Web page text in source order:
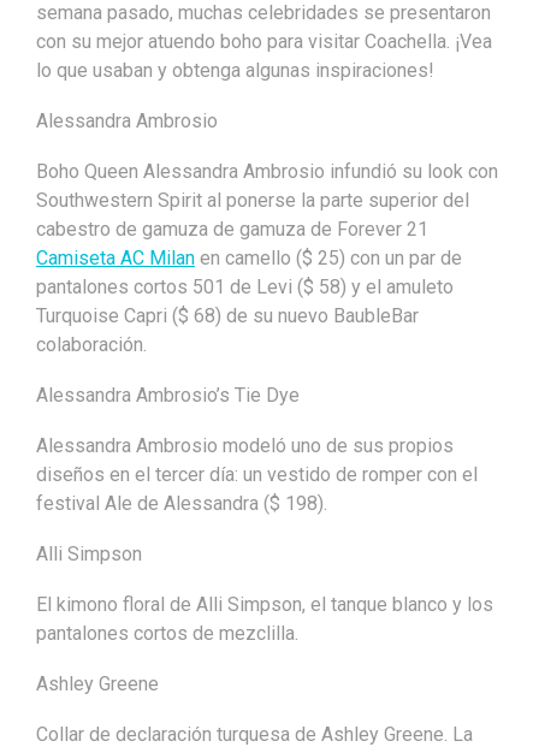
semana pasado, muchas celebridades se presentaron
con su mejor atuendo boho para visitar Coachella. ¡Vea
lo que usaban y obtenga algunas inspiraciones!
Alessandra Ambrosio
Boho Queen Alessandra Ambrosio infundió su look con
Southwestern Spirit al ponerse la parte superior del
cabestro de gamuza de gamuza de Forever 21
Camiseta AC Milan en camello ($ 25) con un par de
pantalones cortos 501 de Levi ($ 58) y el amuleto
Turquoise Capri ($ 68) de su nuevo BaubleBar
colaboración.
Alessandra Ambrosio’s Tie Dye
Alessandra Ambrosio modeló uno de sus propios
diseños en el tercer día: un vestido de romper con el
festival Ale de Alessandra ($ 198).
Alli Simpson
El kimono floral de Alli Simpson, el tanque blanco y los
pantalones cortos de mezclilla.
Ashley Greene
Collar de declaración turquesa de Ashley Greene. La